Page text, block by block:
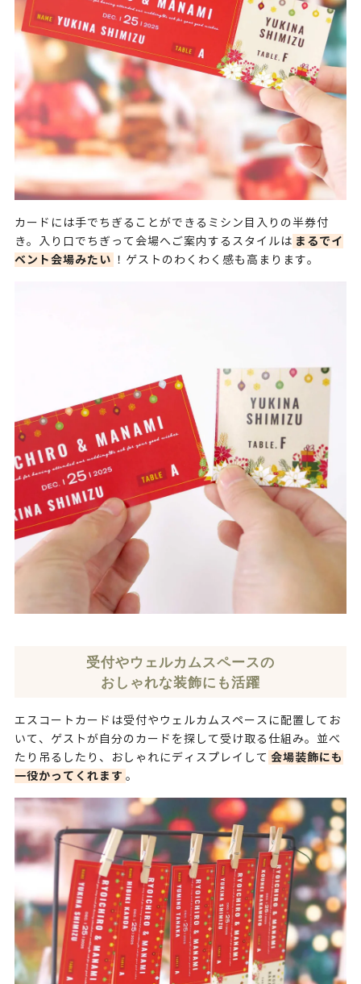
カードには手でちぎることができるミシン目入りの半券付
き。入り口でちぎって会場へご案内するスタイルは まるでイ
ベント会場みたい ！ゲストのわくわく感も高まります。
受付やウェルカムスペースの
おしゃれな装飾にも活躍
エスコートカードは受付やウェルカムスペースに配置してお
いて、ゲストが自分のカードを探して受け取る仕組み。並べ
たり吊るしたり、おしゃれにディスプレイして 会場装飾にも
一役かってくれます 。